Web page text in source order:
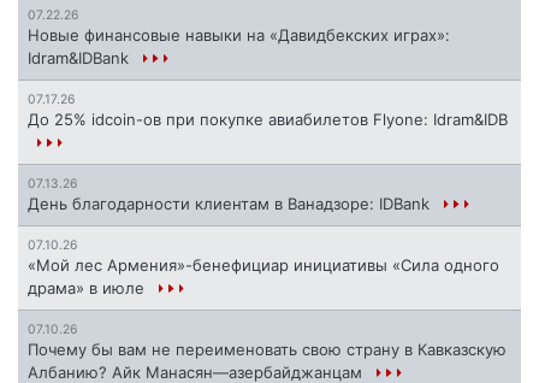
07.22.26
Новые финансовые навыки на «Давидбекских играх»:
Idram&IDBank
07.17.26
До 25% idcoin-ов при покупке авиабилетов Flyone: Idram&IDB
07.13.26
День благодарности клиентам в Ванадзоре: IDBank
07.10.26
«Мой лес Армения»-бенефициар инициативы «Сила одного
драма» в июле
07.10.26
Почему бы вам не переименовать свою страну в Кавказскую
Албанию? Айк Манасян—азербайджанцам